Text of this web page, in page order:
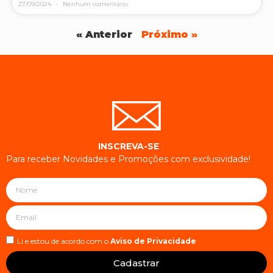
27/09/2024 Nenhum comentário
« Anterior Próximo »
INSCREVA-SE
Para receber Novidades e Promoções com exclusividade!
Li e estou de acordo com o Aviso de Privacidade
Cadastrar